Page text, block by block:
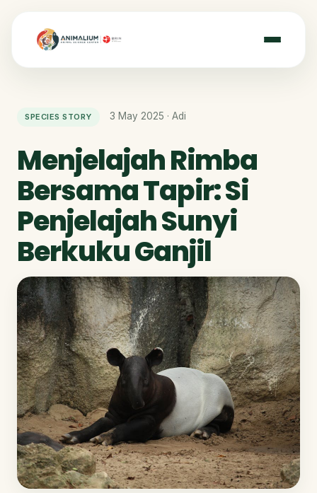
SPECIES STORY 3 May 2025 · Adi
Menjelajah Rimba
Bersama Tapir: Si
Penjelajah Sunyi
Berkuku Ganjil